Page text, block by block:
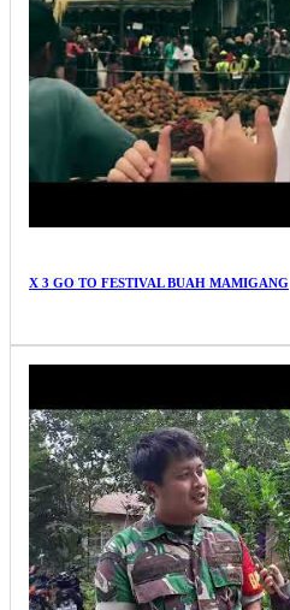
X 3 GO TO FESTIVAL BUAH MAMIGANG